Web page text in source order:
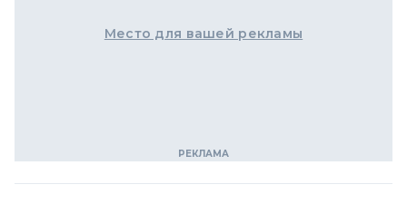
Место для вашей рекламы